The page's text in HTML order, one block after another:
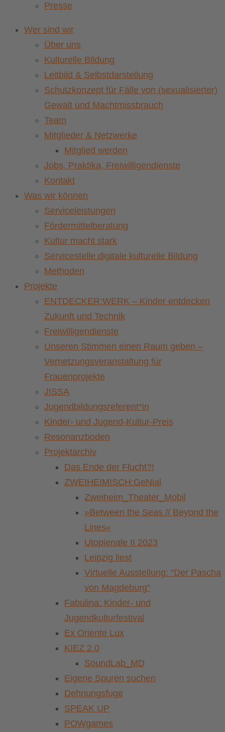
Presse
Wer sind wir
Über uns
Kulturelle Bildung
Leitbild & Selbstdarstellung
Schutzkonzept für Fälle von (sexualisierter)
Gewalt und Machtmissbrauch
Team
Mitglieder & Netzwerke
Mitglied werden
Jobs, Praktika, Freiwilligendienste
Kontakt
Was wir können
Serviceleistungen
Fördermittelberatung
Kultur macht stark
Servicestelle digitale kulturelle Bildung
Methoden
Projekte
ENTDECKER:WERK – Kinder entdecken
Zukunft und Technik
Freiwilligendienste
Unseren Stimmen einen Raum geben –
Vernetzungsveranstaltung für
Frauenprojekte
JISSA
Jugendbildungsreferent*in
Kinder- und Jugend-Kultur-Preis
Resonanzboden
Projektarchiv
Das Ende der Flucht?!
ZWEIHEIMISCH:GeNial
Zweiheim_Theater_Mobil
»Between the Seas // Beyond the
Lines«
Utopienale II 2023
Leipzig liest
Virtuelle Ausstellung: “Der Pascha
von Magdeburg”
Fabulina: Kinder- und
Jugendkulturfestival
Ex Oriente Lux
KIEZ 2.0
SoundLab_MD
Eigene Spuren suchen
Dehnungsfuge
SPEAK UP
POWgames